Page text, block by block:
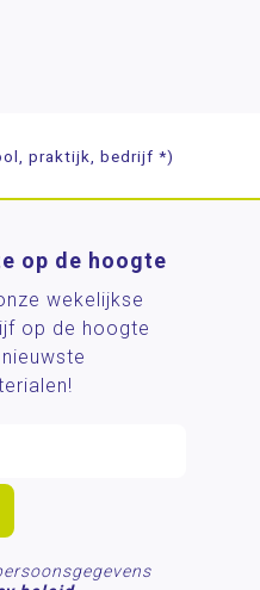
praktijk, bedrijf *)
op de hoogte
wekelijkse
op de hoogte